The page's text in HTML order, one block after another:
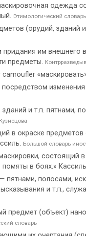
одежда
Этимологический
(орудий, зданий и
придания им
предметы.
изменения
и т.п. пятнами,
в окраске предметов
Большой словарь
состоящий
в боях.»
пятнами, полосами,
и т.п.,
(объект)
словарь